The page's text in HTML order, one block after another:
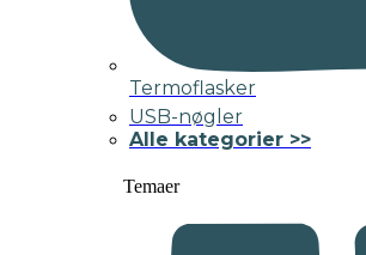
Termoflasker
USB-nøgler
Alle kategorier >>
Temaer